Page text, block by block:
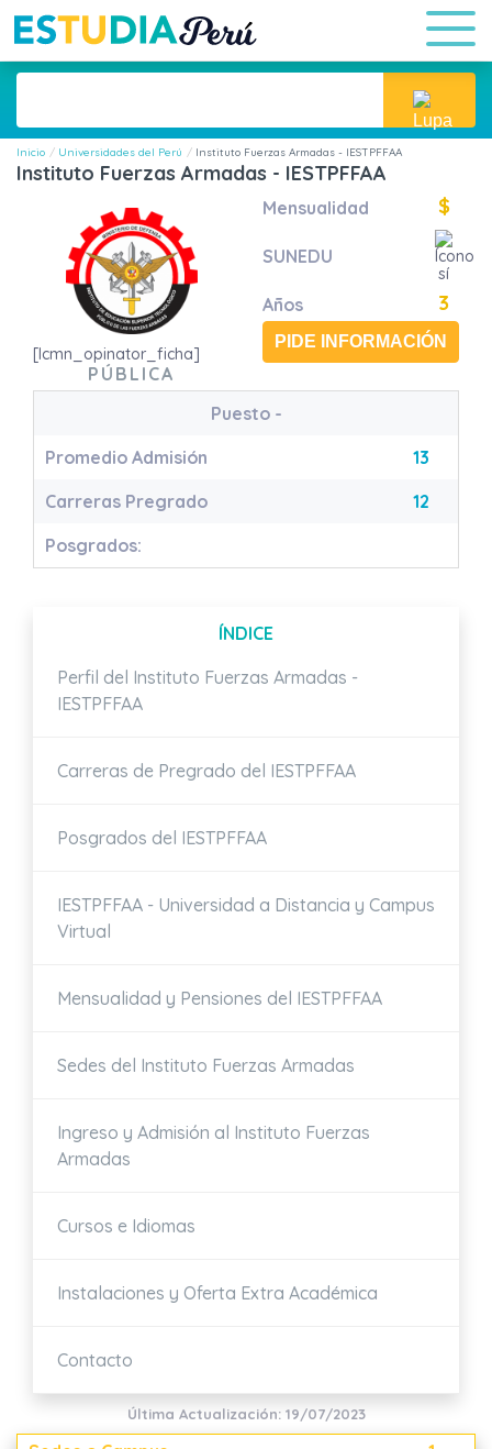
Inicio Universidades del Perú Instituto Fuerzas Armadas - IESTPFFAA
Instituto Fuerzas Armadas - IESTPFFAA
[lcmn_opinator_ficha]
PÚBLICA
Mensualidad $
SUNEDU
Años 3
PIDE INFORMACIÓN
Puesto -
Promedio Admisión
13
Carreras Pregrado
12
Posgrados:
ÍNDICE
Perfil del Instituto Fuerzas Armadas -
IESTPFFAA
Carreras de Pregrado del IESTPFFAA
Posgrados del IESTPFFAA
IESTPFFAA - Universidad a Distancia y Campus
Virtual
Mensualidad y Pensiones del IESTPFFAA
Sedes del Instituto Fuerzas Armadas
Ingreso y Admisión al Instituto Fuerzas
Armadas
Cursos e Idiomas
Instalaciones y Oferta Extra Académica
Contacto
Última Actualización: 19/07/2023